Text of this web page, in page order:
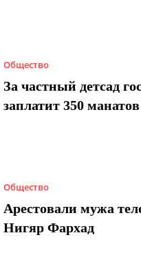
Общество
За частный детсад
заплатит 350 манатов
Общество
Арестовали мужа
Нигяр Фархад